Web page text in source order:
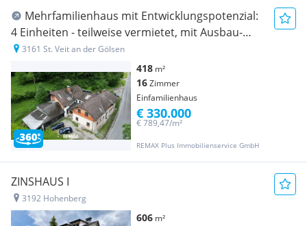
Mehrfamilienhaus mit Entwicklungspotenzial:
4 Einheiten - teilweise vermietet, mit Ausbau-
und Sanierungsmöglichkeiten
3161 St. Veit an der Gölsen
418 m²
16Zimmer
Einfamilienhaus
REMAX Plus Immobilienservice GmbH
€ 789,47/m²
€ 330.000
ZINSHAUS I
3192 Hohenberg
606 m²